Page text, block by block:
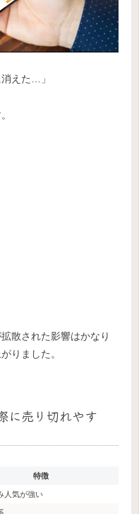
えた…」
散された影響はかなり
りました。
に売り切れやす
特徴
人気が強い